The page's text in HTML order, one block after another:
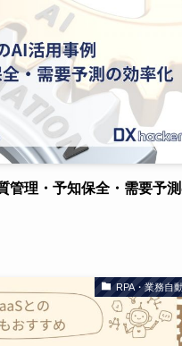
管理・予知保全・需要予
RPA・業務自